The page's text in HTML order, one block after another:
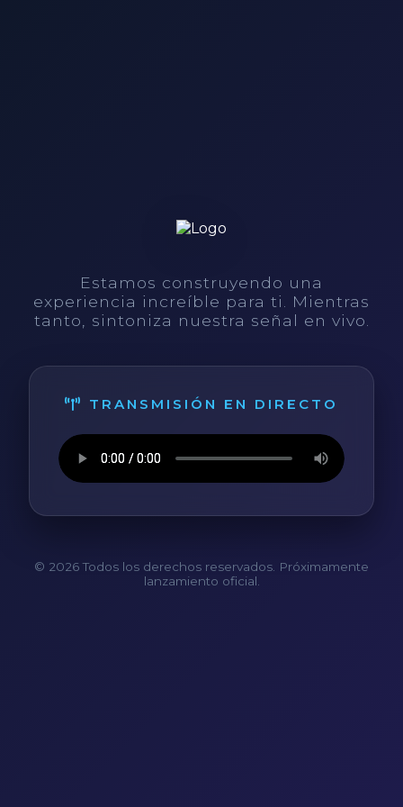
Estamos construyendo una
experiencia increíble para ti. Mientras
tanto, sintoniza nuestra señal en vivo.
TRANSMISIÓN EN DIRECTO
© 2026 Todos los derechos reservados. Próximamente
lanzamiento oficial.